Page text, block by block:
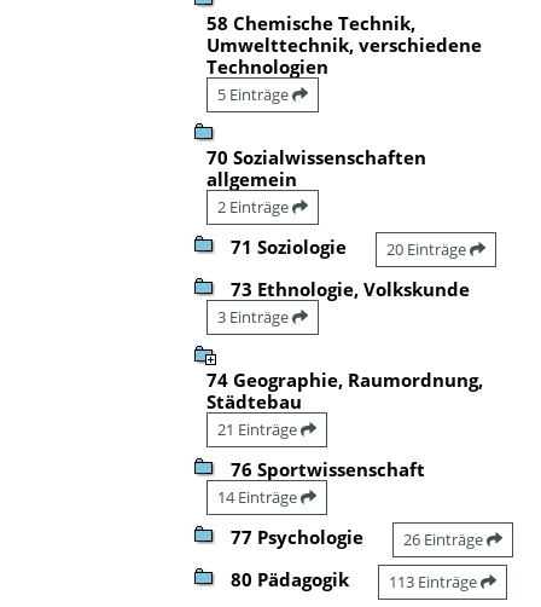
58 Chemische Technik,
Umwelttechnik, verschiedene
Technologien
5 Einträge
70 Sozialwissenschaften
allgemein
2 Einträge
71 Soziologie 20 Einträge
73 Ethnologie, Volkskunde
3 Einträge
74 Geographie, Raumordnung,
Städtebau
21 Einträge
76 Sportwissenschaft
14 Einträge
77 Psychologie 26 Einträge
80 Pädagogik 113 Einträge